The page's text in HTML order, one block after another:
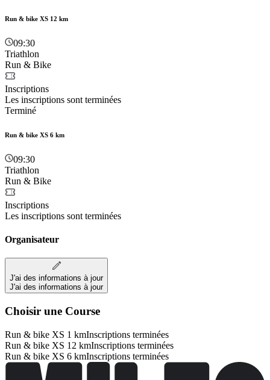
Run & bike XS 12 km
09:30
Triathlon
Run & Bike
Inscriptions
Les inscriptions sont terminées
Terminé
Run & bike XS 6 km
09:30
Triathlon
Run & Bike
Inscriptions
Les inscriptions sont terminées
Organisateur
J'ai des informations à jour
J'ai des informations à jour
Choisir une Course
Run & bike XS 1 kmInscriptions terminées
Run & bike XS 12 kmInscriptions terminées
Run & bike XS 6 kmInscriptions terminées